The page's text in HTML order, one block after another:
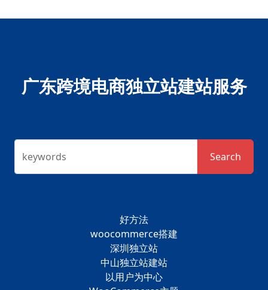
广东跨境电商独立站建站服务
keywords Search
好方法
woocommerce搭建
深圳独立站
中山独立站建站
以用户为中心